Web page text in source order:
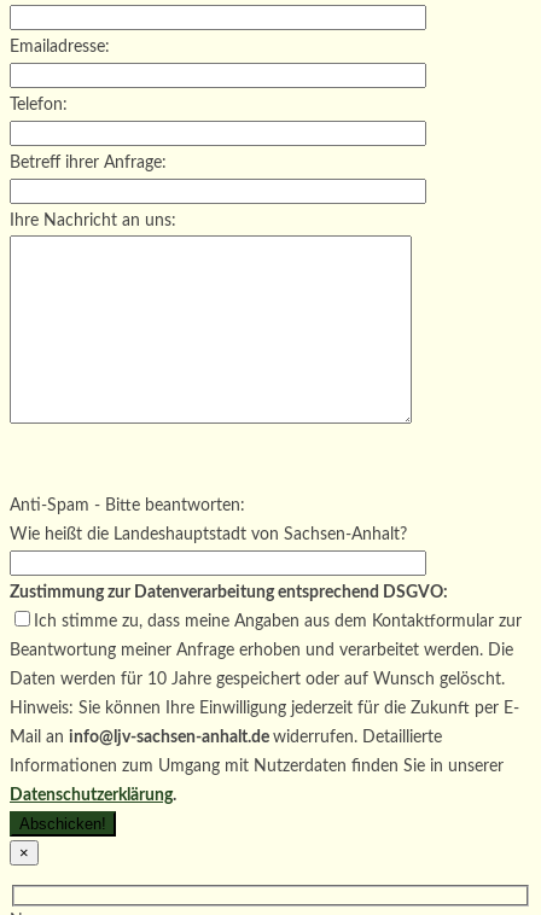
Emailadresse:
Telefon:
Betreff ihrer Anfrage:
Ihre Nachricht an uns:
Bitte lasse dieses Feld leer.
Anti-Spam - Bitte beantworten:
Wie heißt die Landeshauptstadt von Sachsen-Anhalt?
Zustimmung zur Datenverarbeitung entsprechend DSGVO:
Ich stimme zu, dass meine Angaben aus dem Kontaktformular zur
Beantwortung meiner Anfrage erhoben und verarbeitet werden. Die
Daten werden für 10 Jahre gespeichert oder auf Wunsch gelöscht.
Hinweis: Sie können Ihre Einwilligung jederzeit für die Zukunft per E-
Mail an info@ljv-sachsen-anhalt.de widerrufen. Detaillierte
Informationen zum Umgang mit Nutzerdaten finden Sie in unserer
Datenschutzerklärung.
×